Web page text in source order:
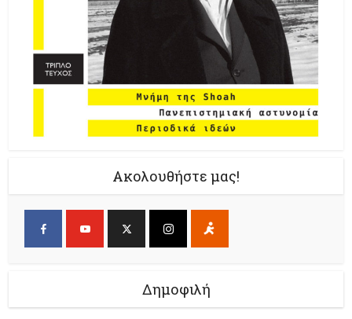
Ακολουθήστε μας!
Δημοφιλή